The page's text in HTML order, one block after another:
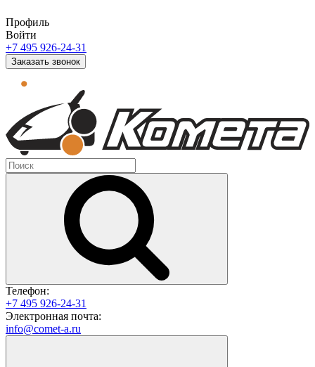
Профиль
Войти
+7 495 926-24-31
Заказать звонок
Телефон:
+7 495 926-24-31
Электронная почта:
info@comet-a.ru